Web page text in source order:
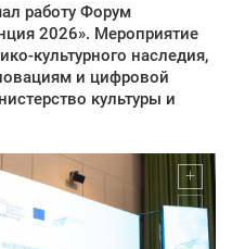
работу Форум
2026». Мероприятие
культурного наследия,
и цифровой
культуры и